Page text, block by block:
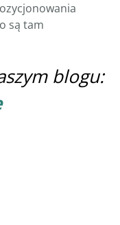
są tam
blogu: